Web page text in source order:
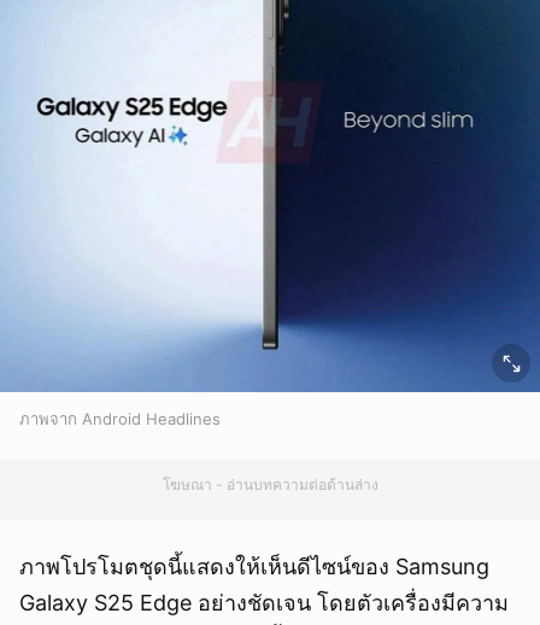
ภาพจาก Android Headlines
โฆษณา - อ่านบทความต่อด้านล่าง
ภาพโปรโมตชุดนี้แสดงให้เห็นดีไซน์ของ Samsung
Galaxy S25 Edge อย่างชัดเจน โดยตัวเครื่องมีความ